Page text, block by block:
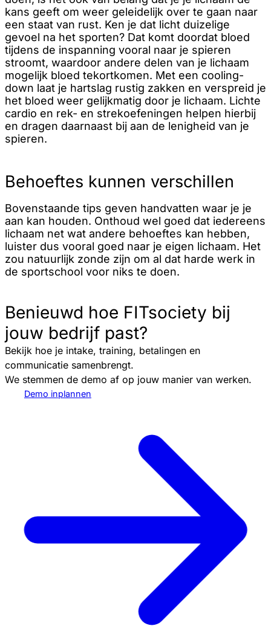
kans geeft om weer geleidelijk over te gaan naar
een staat van rust. Ken je dat licht duizelige
gevoel na het sporten? Dat komt doordat bloed
tijdens de inspanning vooral naar je spieren
stroomt, waardoor andere delen van je lichaam
mogelijk bloed tekortkomen. Met een cooling-
down laat je hartslag rustig zakken en verspreid je
het bloed weer gelijkmatig door je lichaam. Lichte
cardio en rek- en strekoefeningen helpen hierbij
en dragen daarnaast bij aan de lenigheid van je
spieren.
Behoeftes kunnen verschillen
Bovenstaande tips geven handvatten waar je je
aan kan houden. Onthoud wel goed dat iedereens
lichaam net wat andere behoeftes kan hebben,
luister dus vooral goed naar je eigen lichaam. Het
zou natuurlijk zonde zijn om al dat harde werk in
de sportschool voor niks te doen.
Benieuwd hoe FITsociety bij
jouw bedrijf past?
Bekijk hoe je intake, training, betalingen en
communicatie samenbrengt.
We stemmen de demo af op jouw manier van werken.
Demo inplannen